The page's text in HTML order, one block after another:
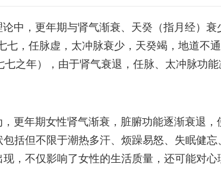
论中，更年期与肾气渐衰、天癸（指月经）
七，任脉虚，太冲脉衰少，天癸竭，地道不
七之年），由于肾气衰退，任脉、太冲脉功
，更年期女性肾气渐衰，脏腑功能逐渐衰退
括但不限于潮热多汗、烦躁易怒、失眠健忘
，不仅影响了女性的生活质量，还可能对心